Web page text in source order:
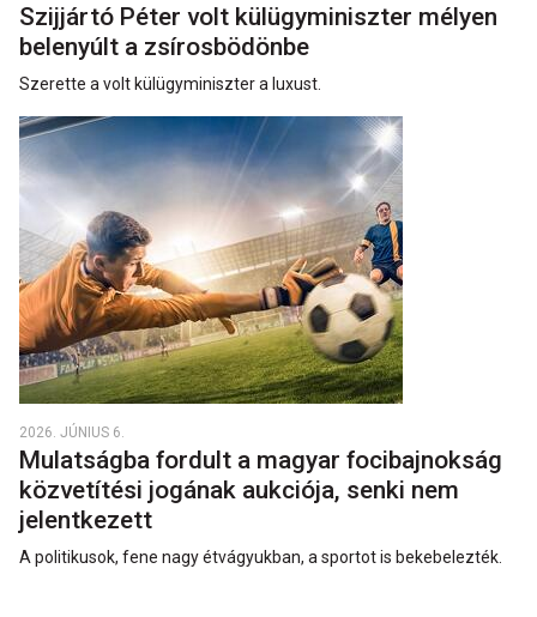
Szijjártó Péter volt külügyminiszter mélyen
belenyúlt a zsírosbödönbe
Szerette a volt külügyminiszter a luxust.
2026. JÚNIUS 6.
Mulatságba fordult a magyar focibajnokság
közvetítési jogának aukciója, senki nem
jelentkezett
A politikusok, fene nagy étvágyukban, a sportot is bekebelezték.